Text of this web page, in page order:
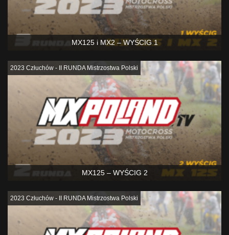
MX125 i MX2 – WYŚCIG 1
MX125 – WYŚCIG 2
2023 Człuchów - II RUNDA Mistrzostwa Polski
2023 Człuchów - II RUNDA Mistrzostwa Polski